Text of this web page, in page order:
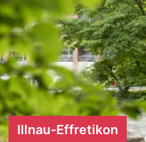
Illnau-Effretikon